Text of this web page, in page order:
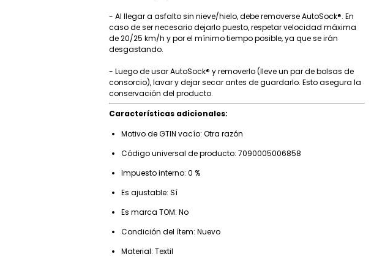
- Al llegar a asfalto sin nieve/hielo, debe removerse AutoSock®. En
caso de ser necesario dejarlo puesto, respetar velocidad máxima
de 20/25 km/h y por el mínimo tiempo posible, ya que se irán
desgastando.
- Luego de usar AutoSock® y removerlo (lleve un par de bolsas de
consorcio), lavar y dejar secar antes de guardarlo. Esto asegura la
conservación del producto.
Características adicionales:
Motivo de GTIN vacío: Otra razón
Código universal de producto: 7090005006858
Impuesto interno: 0 %
Es ajustable: Sí
Es marca TOM: No
Condición del ítem: Nuevo
Material: Textil